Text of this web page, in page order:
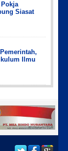
Siasat
Ilmu